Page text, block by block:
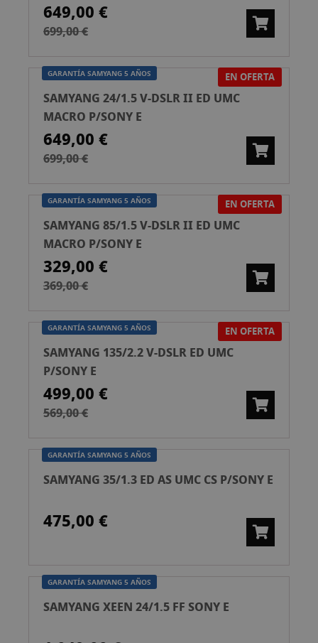
649,00 €
699,00 €
GARANTÍA SAMYANG 5 AÑOS EN OFERTA
SAMYANG 24/1.5 V-DSLR II ED UMC
MACRO P/SONY E
649,00 €
699,00 €
GARANTÍA SAMYANG 5 AÑOS EN OFERTA
SAMYANG 85/1.5 V-DSLR II ED UMC
MACRO P/SONY E
329,00 €
369,00 €
GARANTÍA SAMYANG 5 AÑOS EN OFERTA
SAMYANG 135/2.2 V-DSLR ED UMC
P/SONY E
499,00 €
569,00 €
GARANTÍA SAMYANG 5 AÑOS
SAMYANG 35/1.3 ED AS UMC CS P/SONY E
475,00 €
GARANTÍA SAMYANG 5 AÑOS
SAMYANG XEEN 24/1.5 FF SONY E